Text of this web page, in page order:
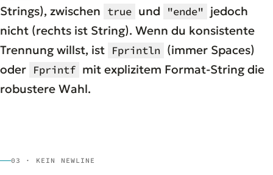
Strings), zwischen true und "ende" jedoch
nicht (rechts ist String). Wenn du konsistente
Trennung willst, ist Fprintln (immer Spaces)
oder Fprintf mit explizitem Format-String die
robustere Wahl.
03 · KEIN NEWLINE